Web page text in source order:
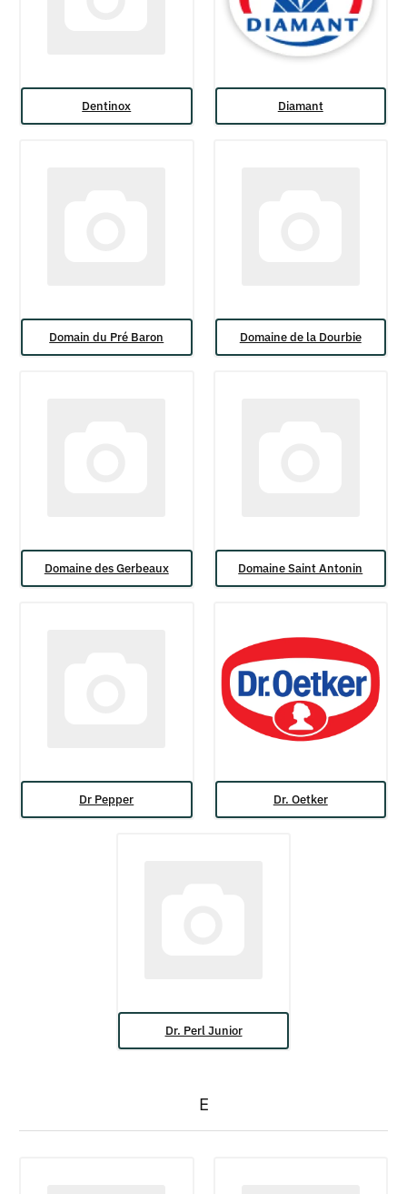
Dentinox Diamant
Domain du Pré Baron Domaine de la Dourbie
Domaine des Gerbeaux Domaine Saint Antonin
Dr Pepper Dr. Oetker
Dr. Perl Junior
E